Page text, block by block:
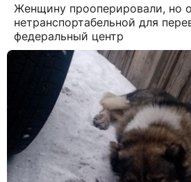
Женщину прооперировали, но
нетранспортабельной для
федеральный центр